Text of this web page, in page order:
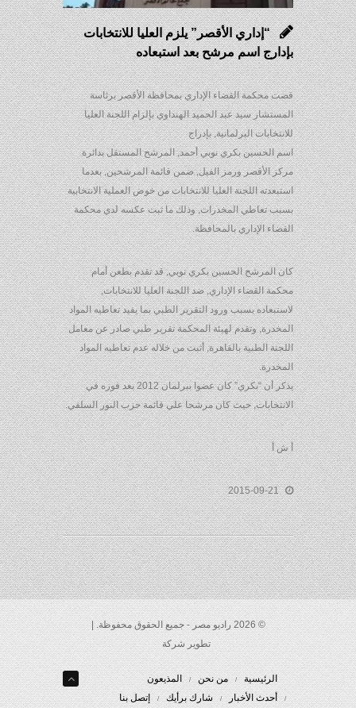
“إداري الأقصر” يلزم العليا للانتخابات
بإدارج اسم مرشح بعد استبعاده
قضت محكمة القضاء الإداري بمحافظة الأقصر برئاسة
المستشار سيد عبد الحميد الهنداوي بإلزام اللجنة العليا
للانتخابات البرلمانية, بإدراج
اسم الحسين بكري نوبي أحمد, المرشح المستقل بدائرة
مركز الأقصر ورمز الفيل, ضمن قائمة المرشحين, بعدما
استبعدته اللجنة العليا للانتخابات من خوض العملية الانتخابية
بسبب تعاطي المخدرات, وذلك ما ثبت عكسه لدي محكمة
القضاء الإداري بالمحافظة.
كان المرشح الحسين بكري نوبي, قد تقدم بطعن أمام
محكمة القضاء الإداري, ضد اللجنة العليا للانتخابات,
لاستبعاده بسبب ورود التقرير الطبي بما يفيد تعاطيه المواد
المخدرة, وتقدم لهيئة المحكمة تقرير طبي صادر عن معامل
اللجنة الطبية بالقاهرة, أثبت من خلاله عدم تعاطيه المواد
المخدرة.
يذكر أن “بكري” كان عضوا ببرلمان 2012 بعد فوزه في
الانتخابات, حيث كان مرشحا علي قائمة حزب النور السلفي.
أ ش أ
2015-09-21
© 2026 راديو مصر - جميع الحقوق محفوظة. |
تطوير شركة
الرئيسية من نحن
المذيعون
أحدث الأخبار
شارك برأيك إتصل بنا